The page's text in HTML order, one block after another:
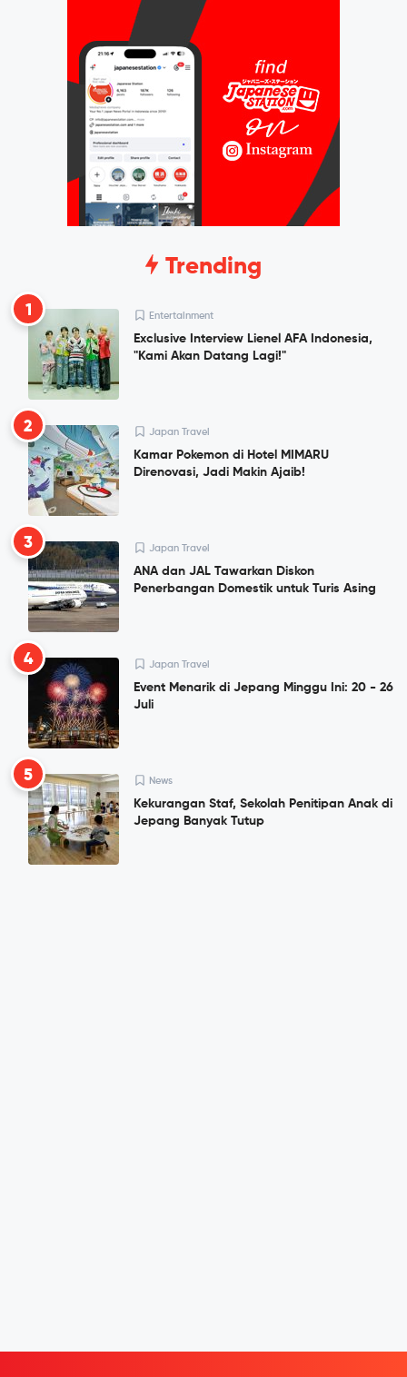
Trending
1 Entertainment
Exclusive Interview Lienel AFA Indonesia,
"Kami Akan Datang Lagi!"
2 Japan Travel
Kamar Pokemon di Hotel MIMARU
Direnovasi, Jadi Makin Ajaib!
3 Japan Travel
ANA dan JAL Tawarkan Diskon
Penerbangan Domestik untuk Turis Asing
4 Japan Travel
Event Menarik di Jepang Minggu Ini: 20 - 26
Juli
5 News
Kekurangan Staf, Sekolah Penitipan Anak di
Jepang Banyak Tutup